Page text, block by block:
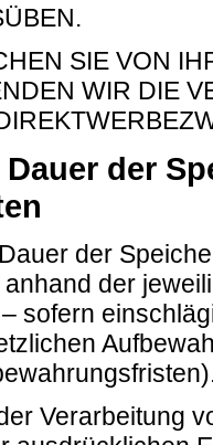
SIE VON
WIR DIE
Dauer der
der
der
sofern
Verarbeitung